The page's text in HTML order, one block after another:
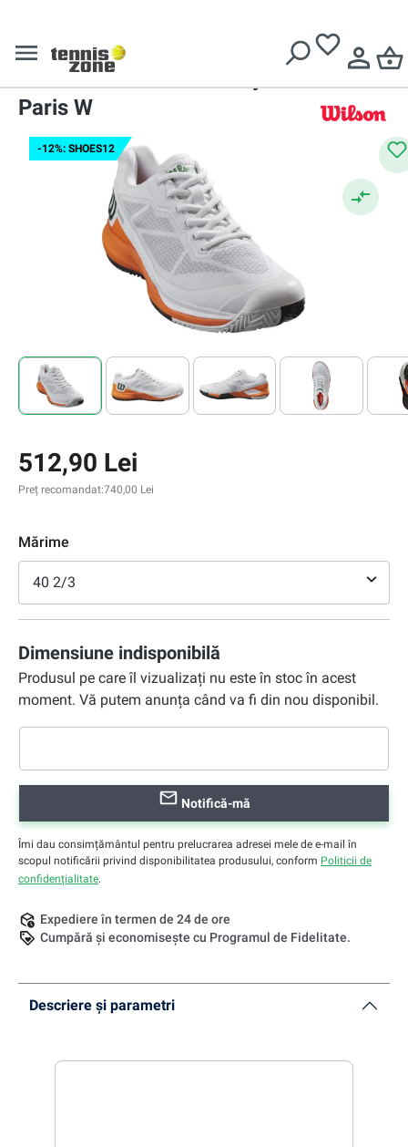
Pantofi dame
Wilson Rush Pro 3.5 Clay
Paris W
-12%: SHOES12
512,90 Lei
Preț recomandat:740,00 Lei
Mărime
40 2/3
Dimensiune indisponibilă
Produsul pe care îl vizualizați nu este în stoc în acest
moment. Vă putem anunța când va fi din nou disponibil.
Notifică-mă
Îmi dau consimțământul pentru prelucrarea adresei mele de e-mail în
scopul notificării privind disponibilitatea produsului, conform Politicii de
confidențialitate.
Expediere în termen de 24 de ore
Cumpără și economisește cu Programul de Fidelitate.
Descriere și parametri